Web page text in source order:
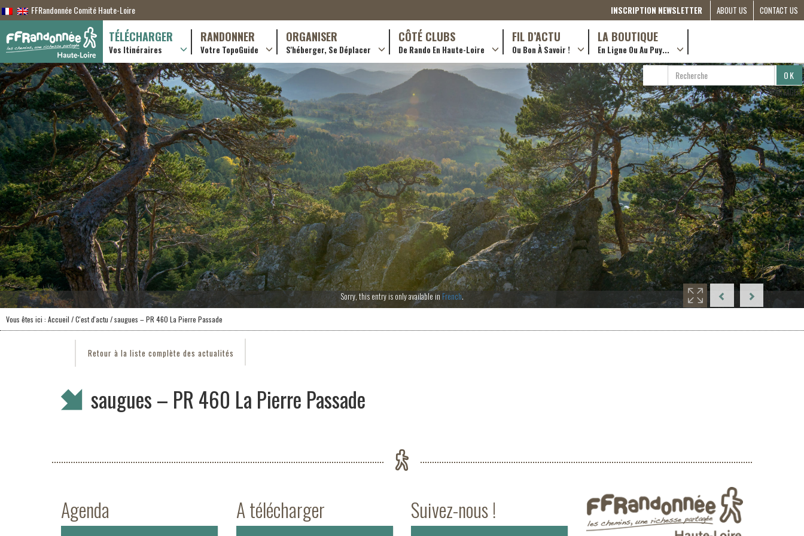
Sorry, this entry is only available in French.
FFRandonnée Comité Haute-Loire INSCRIPTION NEWSLETTER
ABOUT US
RÔLES &
ACTIONS
PARTNERSHIPS
ETRE
BÉNÉVOLE
(FRANÇAIS)
COMPAGNON
DE ROUTE
2022
CONTACT US
TÉLÉCHARGER
Vos Itinéraires
RANDONNER
Votre TopoGuide
Randonnées itinerantes (GR)
Randonnées à la journée (PR)
Online shop
Useful & advice
ORGANISER
S'héberger, Se Déplacer
Hotellerie
Transporteurs & services
CÔTÉ CLUBS
De Rando En Haute-Loire
Train yourself
Rando douce
Trouver un club
Adhérer
Créer un club
FIL D’ACTU
Ou Bon À Savoir !
LA BOUTIQUE
En Ligne Ou Au Puy...
… en ville !
…en ligne !
RECHERCHER
RECHERCHE
PARTAGER
Vous êtes ici : Accueil /C'est d'actu / saugues – PR 460 La Pierre Passade
Retour à la liste complète des actualités
saugues – PR 460 La Pierre Passade
Agenda A télécharger Suivez-nous !